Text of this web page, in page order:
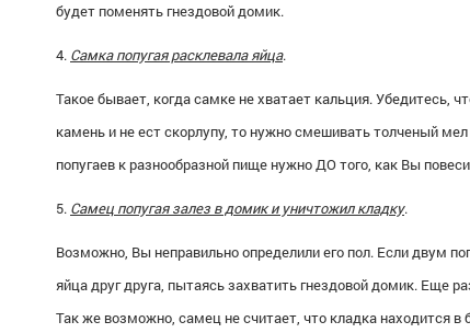
будет поменять гнездовой домик.
4. Самка попугая расклевала яйца.
Такое бывает, когда самке не хватает кальция. Убедитесь,
камень и не ест скорлупу, то нужно смешивать толченый
попугаев к разнообразной пище нужно ДО того, как Вы
5. Самец попугая залез в домик и уничтожил кладку.
Возможно, Вы неправильно определили его пол. Если двум
яйца друг друга, пытаясь захватить гнездовой домик. Еще
Так же возможно, самец не считает, что кладка находится в